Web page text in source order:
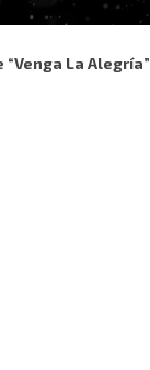
La Alegría”